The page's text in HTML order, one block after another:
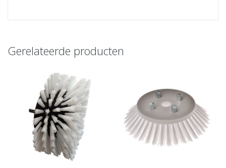
Gerelateerde producten